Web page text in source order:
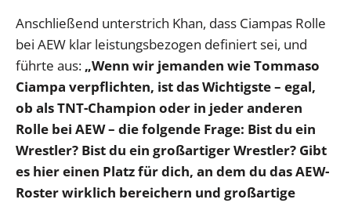
Anschließend unterstrich Khan, dass Ciampas Rolle
bei AEW klar leistungsbezogen definiert sei, und
führte aus: „Wenn wir jemanden wie Tommaso
Ciampa verpflichten, ist das Wichtigste – egal,
ob als TNT-Champion oder in jeder anderen
Rolle bei AEW – die folgende Frage: Bist du ein
Wrestler? Bist du ein großartiger Wrestler? Gibt
es hier einen Platz für dich, an dem du das AEW-
Roster wirklich bereichern und großartige